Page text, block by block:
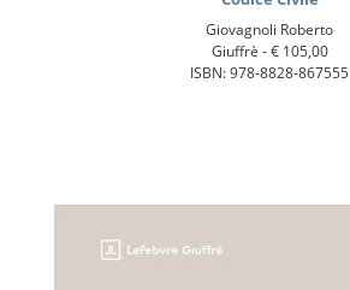
Giovagnoli Roberto
Giuffrè -€ 105,00
ISBN: 978-8828-867555